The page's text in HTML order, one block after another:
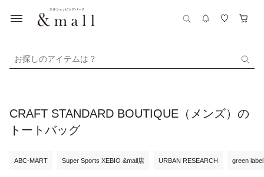
お探しのアイテムは？
CRAFT STANDARD BOUTIQUE（メンズ）の
トートバッグ
ABC-MART Super Sports XEBIO &mall店 URBAN RESEARCH green